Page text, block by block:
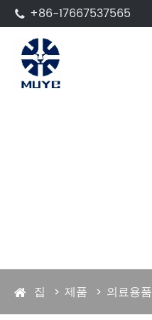
 +86-17667537565
집 제품 의료용품